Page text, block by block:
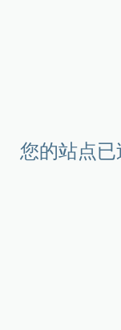
您的站点